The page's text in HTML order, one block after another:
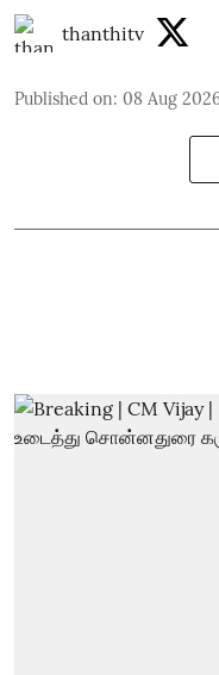
thanthitv
Published on: 08 Aug